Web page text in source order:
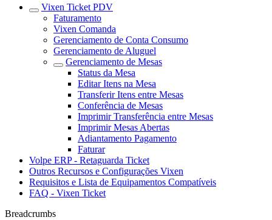
Vixen Ticket PDV
Faturamento
Vixen Comanda
Gerenciamento de Conta Consumo
Gerenciamento de Aluguel
Gerenciamento de Mesas
Status da Mesa
Editar Itens na Mesa
Transferir Itens entre Mesas
Conferência de Mesas
Imprimir Transferência entre Mesas
Imprimir Mesas Abertas
Adiantamento Pagamento
Faturar
Volpe ERP - Retaguarda Ticket
Outros Recursos e Configurações Vixen
Requisitos e Lista de Equipamentos Compatíveis
FAQ - Vixen Ticket
Breadcrumbs